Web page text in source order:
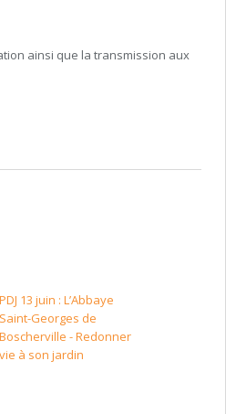
ainsi que la transmission aux
PDJ 13 juin : L’Abbaye
Saint-Georges de
Boscherville - Redonner
vie à son jardin